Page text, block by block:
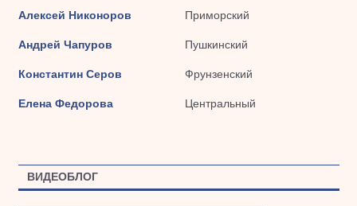
Алексей Никоноров Приморский
Андрей Чапуров Пушкинский
Константин Серов Фрунзенский
Елена Федорова Центральный
ВИДЕОБЛОГ